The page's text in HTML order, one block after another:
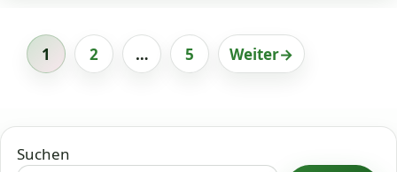
Seite
1 Seite
2 … Seite
5 Weiter→
Suchen